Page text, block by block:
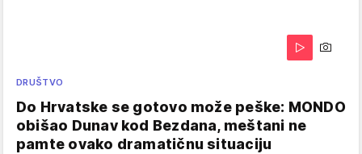
DRUŠTVO
Do Hrvatske se gotovo može peške: MONDO
obišao Dunav kod Bezdana, meštani ne
pamte ovako dramatičnu situaciju